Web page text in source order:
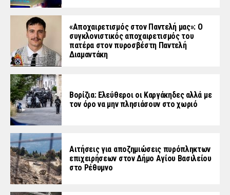
«Aποχαιρετισμός στον Παντελή μας»: Ο
συγκλονιστικός αποχαιρετισμός του
πατέρα στον πυροσβέστη Παντελή
Διαμαντάκη
Βορίζια: Ελεύθεροι οι Καργάκηδες αλλά με
τον όρο να μην πλησιάσουν στο χωριό
Αιτήσεις για αποζημιώσεις πυρόπληκτων
επιχειρήσεων στον Δήμο Αγίου Βασιλείου
στο Ρέθυμνο